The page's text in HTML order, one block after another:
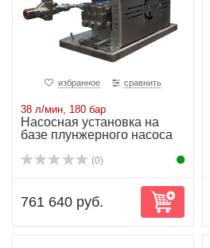
избранное сравнить
38 л/мин, 180 бар
Насосная установка на
базе плунжерного насоса
(0)
761 640 руб.